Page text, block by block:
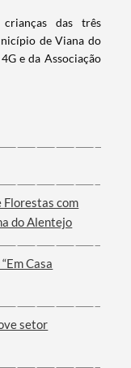
das três
de Viana do
e da Associação
Florestas com
do Alentejo
Casa
setor